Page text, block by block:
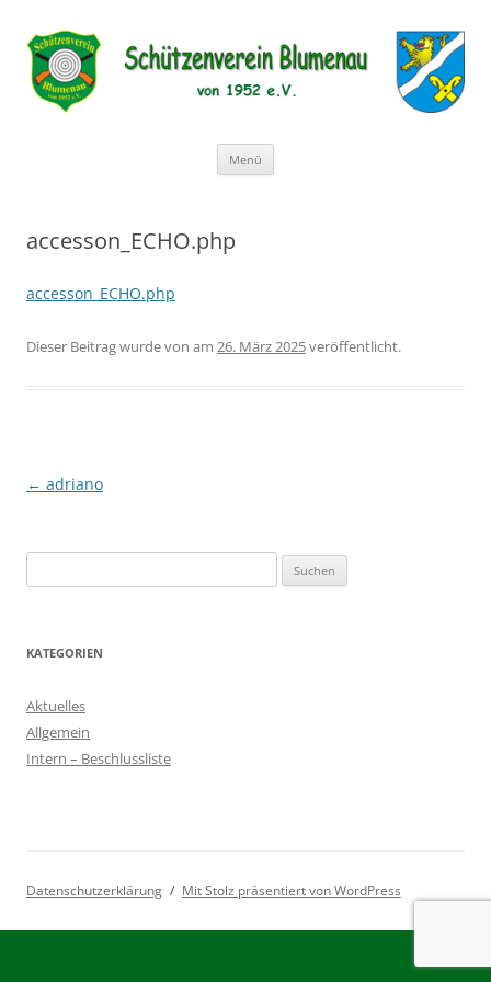
Schützenverein Blumenau von
1952 e.V.
Menü
accesson_ECHO.php
accesson_ECHO.php
Dieser Beitrag wurdevon am 26. März 2025veröffentlicht.
Beitragsnavigation
← adriano
nach:
KATEGORIEN
Aktuelles
Allgemein
Intern – Beschlussliste
Datenschutzerklärung Mit Stolz präsentiert von WordPress